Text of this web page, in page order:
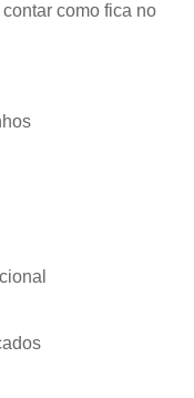
como fica no